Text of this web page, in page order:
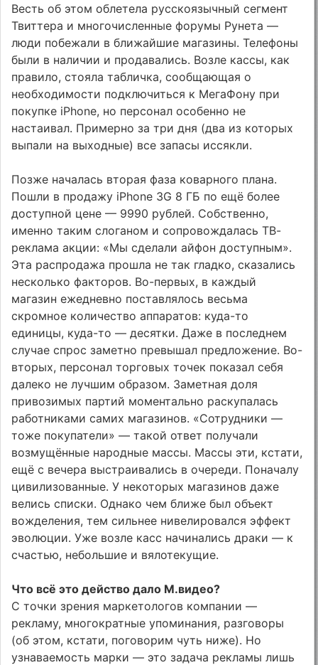
Весть об этом облетела русскоязычный сегмент
Твиттера и многочисленные форумы Рунета —
люди побежали в ближайшие магазины. Телефоны
были в наличии и продавались. Возле кассы, как
правило, стояла табличка, сообщающая о
необходимости подключиться к МегаФону при
покупке iPhone, но персонал особенно не
настаивал. Примерно за три дня (два из которых
выпали на выходные) все запасы иссякли.
Позже началась вторая фаза коварного плана.
Пошли в продажу iPhone 3G 8 ГБ по ещё более
доступной цене — 9990 рублей. Собственно,
именно таким слоганом и сопровождалась ТВ-
реклама акции: «Мы сделали айфон доступным».
Эта распродажа прошла не так гладко, сказались
несколько факторов. Во-первых, в каждый
магазин ежедневно поставлялось весьма
скромное количество аппаратов: куда-то
единицы, куда-то — десятки. Даже в последнем
случае спрос заметно превышал предложение. Во-
вторых, персонал торговых точек показал себя
далеко не лучшим образом. Заметная доля
привозимых партий моментально раскупалась
работниками самих магазинов. «Сотрудники —
тоже покупатели» — такой ответ получали
возмущённые народные массы. Массы эти, кстати,
ещё с вечера выстраивались в очереди. Поначалу
цивилизованные. У некоторых магазинов даже
велись списки. Однако чем ближе был объект
вожделения, тем сильнее нивелировался эффект
эволюции. Уже возле касс начинались драки — к
счастью, небольшие и вялотекущие.
Что всё это действо дало М.видео?
С точки зрения маркетологов компании —
рекламу, многократные упоминания, разговоры
(об этом, кстати, поговорим чуть ниже). Но
узнаваемость марки — это задача рекламы лишь